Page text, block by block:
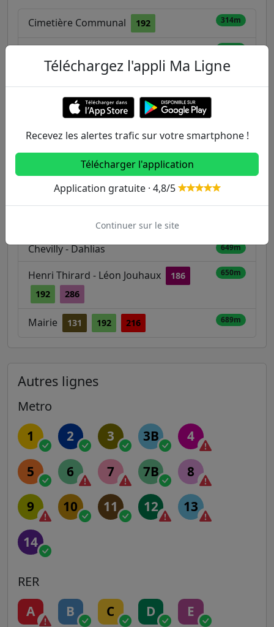
Cimetière Communal 192 314m
186 286
329m
Tournelles 186 192 286
Stade l'Hayette
Louis Blériot - Cimetière Intercommunal
186 286
564m
Leclerc - Chalais 184
Chevilly - Dahlias 649m
Henri Thirard - Léon Jouhaux
186
192
286
650m
Mairie 131 192 216 689m
Autres lignes
Metro
1 2 3 3B 4
5 6 7 7B 8
9 10 11 12 13
14
RER
A B C D E
Téléchargez l'appli Ma Ligne
Recevez les alertes trafic sur votre smartphone !
Télécharger l'application
Application gratuite · 4,8/5
Continuer sur le site